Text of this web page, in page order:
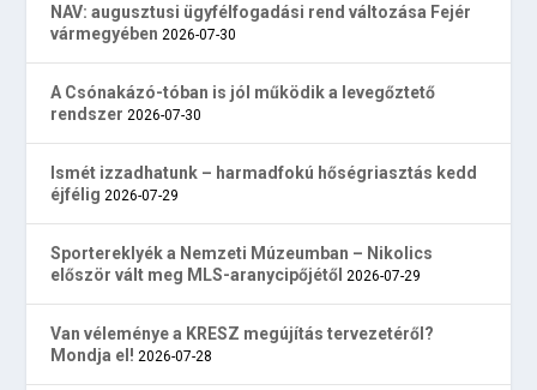
NAV: augusztusi ügyfélfogadási rend változása Fejér
vármegyében 2026-07-30
A Csónakázó-tóban is jól működik a levegőztető
rendszer 2026-07-30
Ismét izzadhatunk – harmadfokú hőségriasztás kedd
éjfélig 2026-07-29
Sportereklyék a Nemzeti Múzeumban – Nikolics
először vált meg MLS-aranycipőjétől 2026-07-29
Van véleménye a KRESZ megújítás tervezetéről?
Mondja el! 2026-07-28